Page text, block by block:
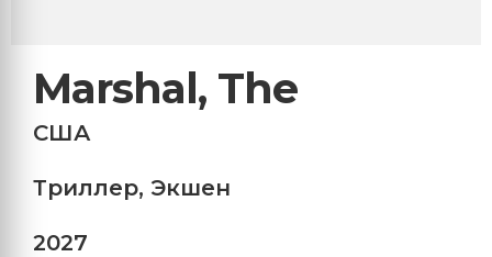
Marshal, The
США
Триллер, Экшен
2027